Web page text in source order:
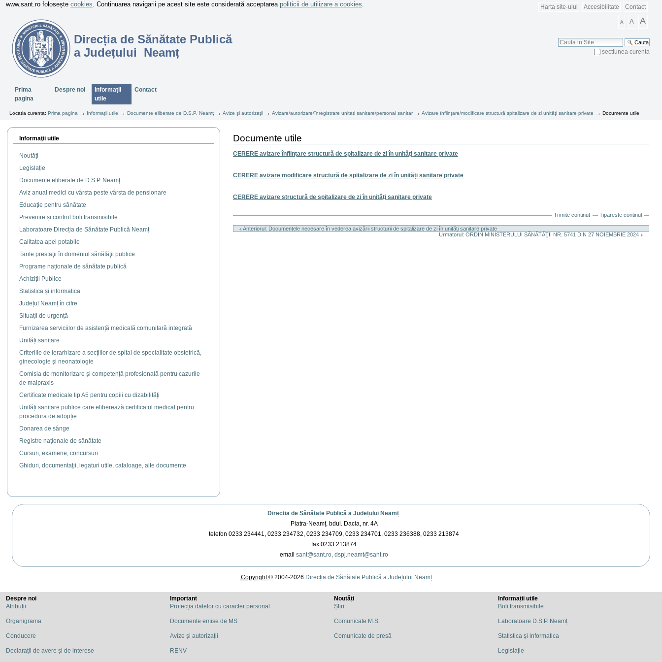
Harta site-ului Accesibilitate Contact
A A A
Cauta
sectiunea curenta
www.sant.ro folosește cookies. Continuarea navigarii pe acest site este considerată acceptarea politicii de utilizare a cookies.
Direcția de Sănătate Publică
a Județului Neamț
SectiuniPrima
pagina
Despre noi
Informații
utile
Contact
Locatia curenta: Prima pagina → Informații utile →Documente eliberate de D.S.P. Neamţ →Avize și autorizații →Avizare/autorizare/înregistrare unitati sanitare/personal sanitar →Avizare înființare/modificare structură spitalizare de zi unități sanitare private →Documente utile
Informaţii utile
Noutăți
Legislație
Documente eliberate de D.S.P. Neamţ
Aviz anual medici cu vârsta peste vârsta de pensionare
Educație pentru sănătate
Prevenire și control boli transmisibile
Laboratoare Direcția de Sănătate Publică Neamț
Calitatea apei potabile
Tarife prestaţii în domeniul sănătăţii publice
Programe naționale de sănătate publică
Achiziții Publice
Statistica și informatica
Județul Neamț în cifre
Situaţii de urgență
Furnizarea serviciilor de asistență medicală comunitară integrată
Unități sanitare
Criteriile de ierarhizare a secţiilor de spital de specialitate obstetrică,
ginecologie şi neonatologie
Comisia de monitorizare și competență profesională pentru cazurile
de malpraxis
Certificate medicale tip A5 pentru copiii cu dizabilităţi
Unități sanitare publice care eliberează certificatul medical pentru
procedura de adopție
Donarea de sânge
Registre naţionale de sănătate
Cursuri, examene, concursuri
Ghiduri, documentaţii, legaturi utile, cataloage, alte documente
Documente utile
CERERE avizare înființare structură de spitalizare de zi în unități sanitare private
CERERE avizare modificare structură de spitalizare de zi în unități sanitare private
CERERE avizare structură de spitalizare de zi în unități sanitare private
document
Trimite continut Tipareste continut
Anteriorul: Documentele necesare în vederea avizării structurii de spitalizare de zi în unități sanitare private
Urmatorul: ORDIN MINISTERULUI SĂNĂTĂŢII NR. 5741 DIN 27 NOIEMBRIE 2024
Direcția de Sănătate Publică a Județului Neamț
Piatra-Neamț, bdul. Dacia, nr. 4A
telefon 0233 234441, 0233 234732, 0233 234709, 0233 234701, 0233 236388, 0233 213874
fax 0233 213874
email sant@sant.ro, dspj.neamt@sant.ro
Copyright ©2004-2026 Direcția de Sănătate Publică a Județului Neamț.
Despre noi
Atribuții
Organigrama
Conducere
Declarații de avere și de interese
Important
Protecția datelor cu caracter personal
Documente emise de MS
Avize și autorizații
RENV
Noutăți
Știri
Comunicate M.S.
Comunicate de presă
Informații utile
Boli transmisibile
Laboratoare D.S.P. Neamț
Statistica și informatica
Legislație